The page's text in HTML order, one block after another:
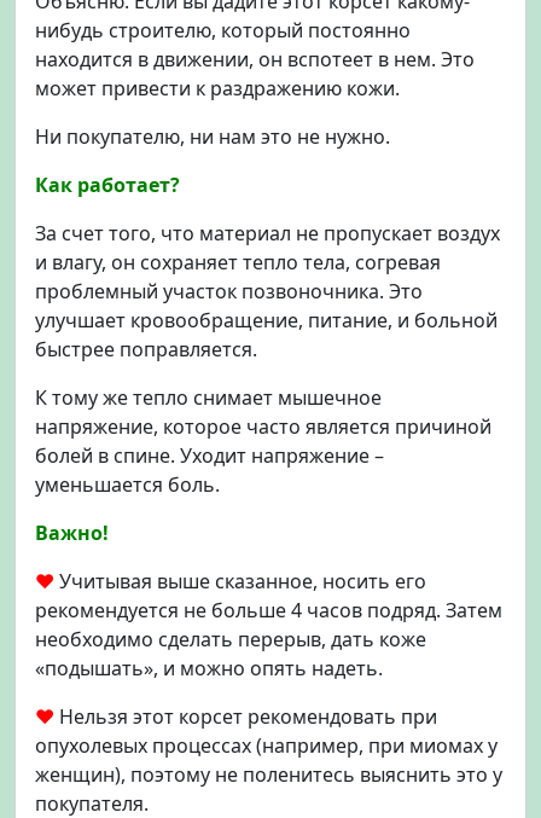
нибудь строителю, который постоянно
находится в движении, он вспотеет в нем. Это
может привести к раздражению кожи.
Ни покупателю, ни нам это не нужно.
Как работает?
За счет того, что материал не пропускает воздух
и влагу, он сохраняет тепло тела, согревая
проблемный участок позвоночника. Это
улучшает кровообращение, питание, и больной
быстрее поправляется.
К тому же тепло снимает мышечное
напряжение, которое часто является причиной
болей в спине. Уходит напряжение –
уменьшается боль.
Важно!
♥ Учитывая выше сказанное, носить его
рекомендуется не больше 4 часов подряд. Затем
необходимо сделать перерыв, дать коже
«подышать», и можно опять надеть.
♥ Нельзя этот корсет рекомендовать при
опухолевых процессах (например, при миомах у
женщин), поэтому не поленитесь выяснить это у
покупателя.